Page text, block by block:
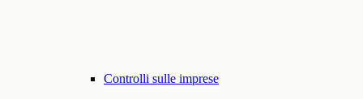
Controlli sulle imprese